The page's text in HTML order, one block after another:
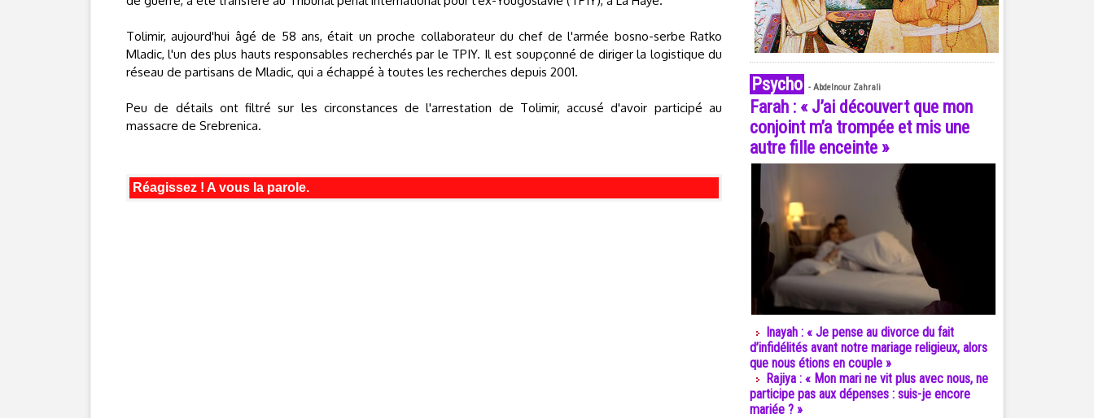
Tolimir, aujourd'hui âgé de 58 ans, était un proche collaborateur du chef de l'armée bosno-serbe Ratko
Mladic, l'un des plus hauts responsables recherchés par le TPIY. Il est soupçonné de diriger la logistique du
réseau de partisans de Mladic, qui a échappé à toutes les recherches depuis 2001.
Peu de détails ont filtré sur les circonstances de l'arrestation de Tolimir, accusé d'avoir participé au
massacre de Srebrenica.
Réagissez ! A vous la parole.
Psycho - Abdelnour Zahrali
Farah : « J’ai découvert que mon
conjoint m’a trompée et mis une
autre fille enceinte »
Inayah : « Je pense au divorce du fait
d’infidélités avant notre mariage religieux, alors
que nous étions en couple »
Rajiya : « Mon mari ne vit plus avec nous, ne
participe pas aux dépenses : suis-je encore
mariée ? »